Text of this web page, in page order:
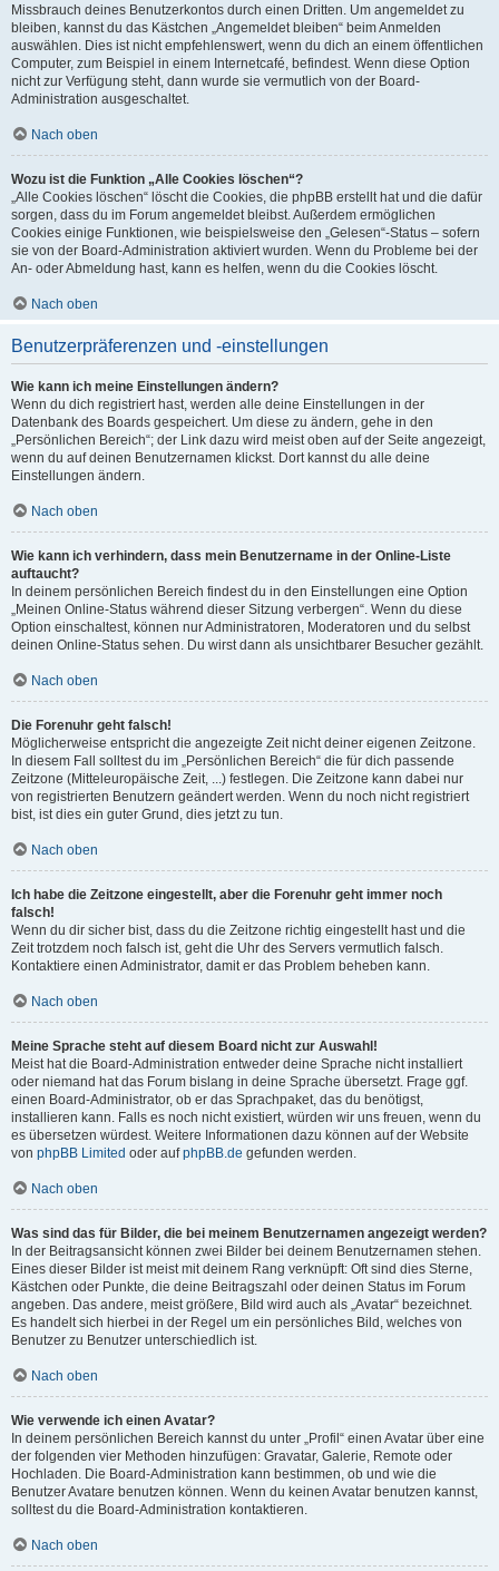
Missbrauch deines Benutzerkontos durch einen Dritten. Um angemeldet zu
bleiben, kannst du das Kästchen „Angemeldet bleiben“ beim Anmelden
auswählen. Dies ist nicht empfehlenswert, wenn du dich an einem öffentlichen
Computer, zum Beispiel in einem Internetcafé, befindest. Wenn diese Option
nicht zur Verfügung steht, dann wurde sie vermutlich von der Board-
Administration ausgeschaltet.
Nach oben
Wozu ist die Funktion „Alle Cookies löschen“?
„Alle Cookies löschen“ löscht die Cookies, die phpBB erstellt hat und die dafür
sorgen, dass du im Forum angemeldet bleibst. Außerdem ermöglichen
Cookies einige Funktionen, wie beispielsweise den „Gelesen“-Status – sofern
sie von der Board-Administration aktiviert wurden. Wenn du Probleme bei der
An- oder Abmeldung hast, kann es helfen, wenn du die Cookies löscht.
Nach oben
Benutzerpräferenzen und -einstellungen
Wie kann ich meine Einstellungen ändern?
Wenn du dich registriert hast, werden alle deine Einstellungen in der
Datenbank des Boards gespeichert. Um diese zu ändern, gehe in den
„Persönlichen Bereich“; der Link dazu wird meist oben auf der Seite angezeigt,
wenn du auf deinen Benutzernamen klickst. Dort kannst du alle deine
Einstellungen ändern.
Nach oben
Wie kann ich verhindern, dass mein Benutzername in der Online-Liste
auftaucht?
In deinem persönlichen Bereich findest du in den Einstellungen eine Option
„Meinen Online-Status während dieser Sitzung verbergen“. Wenn du diese
Option einschaltest, können nur Administratoren, Moderatoren und du selbst
deinen Online-Status sehen. Du wirst dann als unsichtbarer Besucher gezählt.
Nach oben
Die Forenuhr geht falsch!
Möglicherweise entspricht die angezeigte Zeit nicht deiner eigenen Zeitzone.
In diesem Fall solltest du im „Persönlichen Bereich“ die für dich passende
Zeitzone (Mitteleuropäische Zeit, ...) festlegen. Die Zeitzone kann dabei nur
von registrierten Benutzern geändert werden. Wenn du noch nicht registriert
bist, ist dies ein guter Grund, dies jetzt zu tun.
Nach oben
Ich habe die Zeitzone eingestellt, aber die Forenuhr geht immer noch
falsch!
Wenn du dir sicher bist, dass du die Zeitzone richtig eingestellt hast und die
Zeit trotzdem noch falsch ist, geht die Uhr des Servers vermutlich falsch.
Kontaktiere einen Administrator, damit er das Problem beheben kann.
Nach oben
Meine Sprache steht auf diesem Board nicht zur Auswahl!
Meist hat die Board-Administration entweder deine Sprache nicht installiert
oder niemand hat das Forum bislang in deine Sprache übersetzt. Frage ggf.
einen Board-Administrator, ob er das Sprachpaket, das du benötigst,
installieren kann. Falls es noch nicht existiert, würden wir uns freuen, wenn du
es übersetzen würdest. Weitere Informationen dazu können auf der Website
von phpBB Limited oder aufphpBB.de gefunden werden.
Nach oben
Was sind das für Bilder, die bei meinem Benutzernamen angezeigt werden?
In der Beitragsansicht können zwei Bilder bei deinem Benutzernamen stehen.
Eines dieser Bilder ist meist mit deinem Rang verknüpft: Oft sind dies Sterne,
Kästchen oder Punkte, die deine Beitragszahl oder deinen Status im Forum
angeben. Das andere, meist größere, Bild wird auch als „Avatar“ bezeichnet.
Es handelt sich hierbei in der Regel um ein persönliches Bild, welches von
Benutzer zu Benutzer unterschiedlich ist.
Nach oben
Wie verwende ich einen Avatar?
In deinem persönlichen Bereich kannst du unter „Profil“ einen Avatar über eine
der folgenden vier Methoden hinzufügen: Gravatar, Galerie, Remote oder
Hochladen. Die Board-Administration kann bestimmen, ob und wie die
Benutzer Avatare benutzen können. Wenn du keinen Avatar benutzen kannst,
solltest du die Board-Administration kontaktieren.
Nach oben